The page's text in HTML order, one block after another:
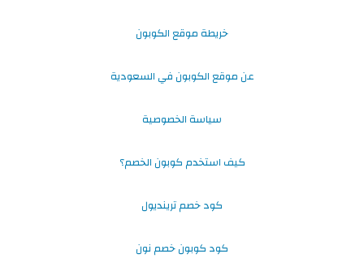
خريطة موقع الكوبون
عن موقع الكوبون في السعودية
سياسة الخصوصية
كيف استخدم كوبون الخصم؟
كود خصم ترينديول
كود كوبون خصم نون